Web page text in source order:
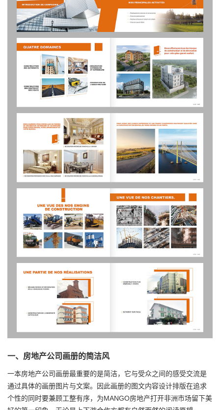
一、房地产公司画册的简洁风
一本房地产公司画册最重要的是简洁，它与受众之间的感受交流是
通过具体的画册图片与文案。因此画册的图文内容设计排版在追求
个性的同时要兼顾工整有序，为MANGO房地产打开非洲市场留下美